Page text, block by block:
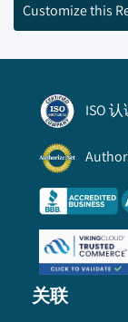
Customize this
ISO 认
关联